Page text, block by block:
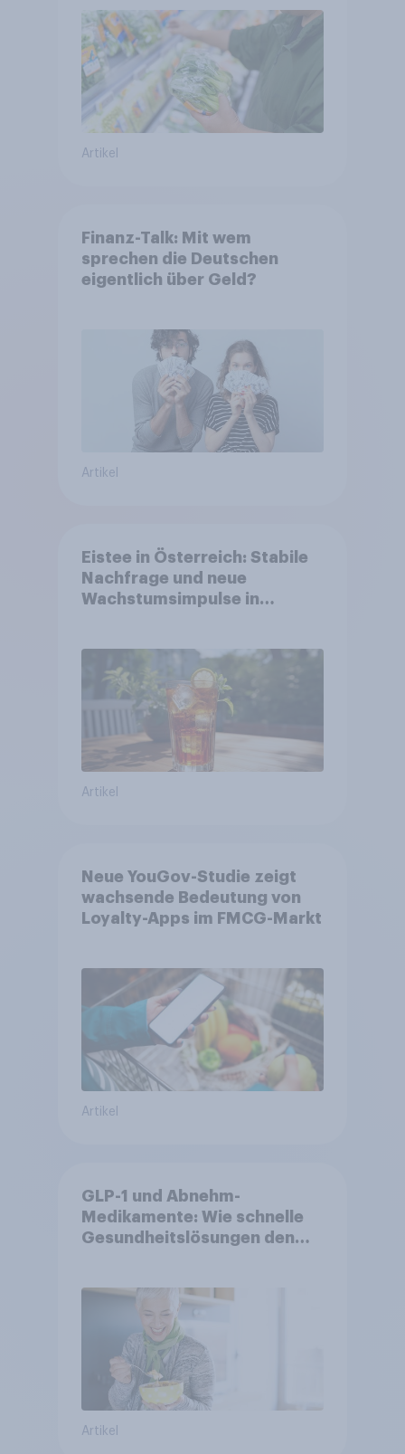
Artikel
Finanz-Talk: Mit wem
sprechen die Deutschen
eigentlich über Geld?
Artikel
Eistee in Österreich: Stabile
Nachfrage und neue
Wachstumsimpulse in
Artikel
Neue YouGov-Studie zeigt
wachsende Bedeutung von
Loyalty-Apps im FMCG-Markt
Artikel
GLP-1 und Abnehm-
Medikamente: Wie schnelle
Gesundheitslösungen den
Artikel